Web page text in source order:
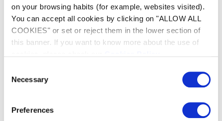
on your browsing habits (for example, websites visited).
You can accept all cookies by clicking on "ALLOW ALL
COOKIES" or set or reject them in the lower section of
this banner. If you want to know more about the use of
Selection
Necessary
Preferences